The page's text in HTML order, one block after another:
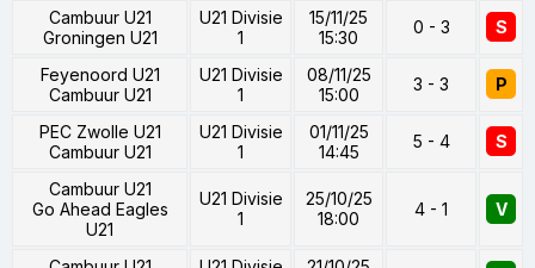
Cambuur U21
Groningen U21
U21 Divisie
1
15/11/25
15:30
0 - 3 S
Feyenoord U21
Cambuur U21
U21 Divisie
1
08/11/25
15:00
3 - 3 P
PEC Zwolle U21
Cambuur U21
U21 Divisie
1
01/11/25
14:45
5 - 4 S
Cambuur U21
Go Ahead Eagles
U21
U21 Divisie
1
25/10/25
18:00
4 - 1 V